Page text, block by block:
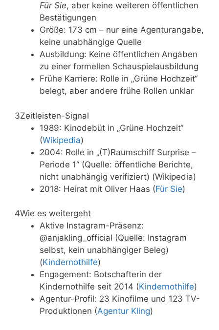
Für Sie, aber keine weiteren öffentlichen
Bestätigungen
Größe: 173 cm – nur eine Agenturangabe,
keine unabhängige Quelle
Ausbildung: Keine öffentlichen Angaben
zu einer formellen Schauspielausbildung
Frühe Karriere: Rolle in „Grüne Hochzeit“
belegt, aber andere frühe Rollen unklar
3Zeitleisten-Signal
1989: Kinodebüt in „Grüne Hochzeit“
(Wikipedia)
2004: Rolle in „(T)Raumschiff Surprise –
Periode 1“ (Quelle: öffentliche Berichte,
nicht unabhängig verifiziert) (Wikipedia)
2018: Heirat mit Oliver Haas (Für Sie)
4Wie es weitergeht
Aktive Instagram-Präsenz:
@anjakling_official (Quelle: Instagram
selbst, kein unabhängiger Beleg)
(Kindernothilfe)
Engagement: Botschafterin der
Kindernothilfe seit 2014 (Kindernothilfe)
Agentur-Profil: 23 Kinofilme und 123 TV-
Produktionen (Agentur Kling)